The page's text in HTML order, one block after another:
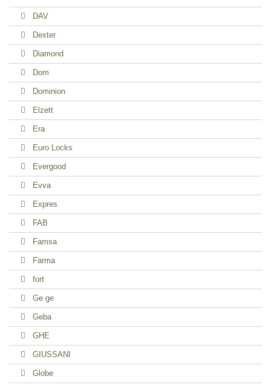
DAV
Dexter
Diamond
Dom
Dominion
Elzett
Era
Euro Locks
Evergood
Evva
Expres
FAB
Famsa
Farma
fort
Ge ge
Geba
GHE
GIUSSANI
Globe